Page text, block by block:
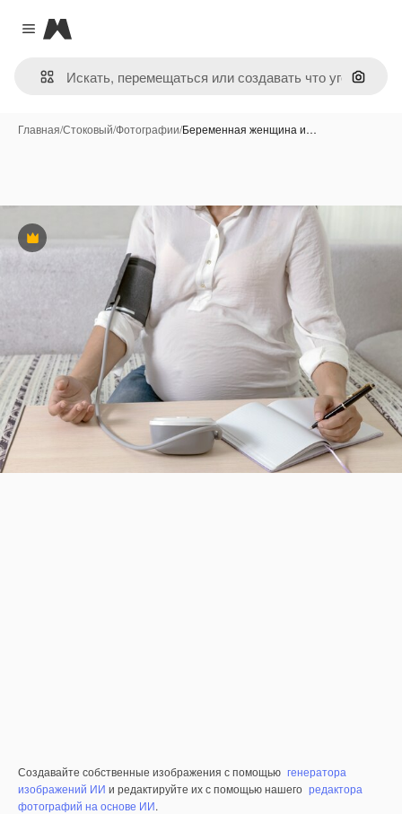
Close menu
Magnific
Поиск
Главная/Стоковый/Фотографии/Беременная женщина и…
Премиум
Создавайте собственные изображения с помощью генератора
изображений ИИ и редактируйте их с помощью нашего редактора
фотографий на основе ИИ.